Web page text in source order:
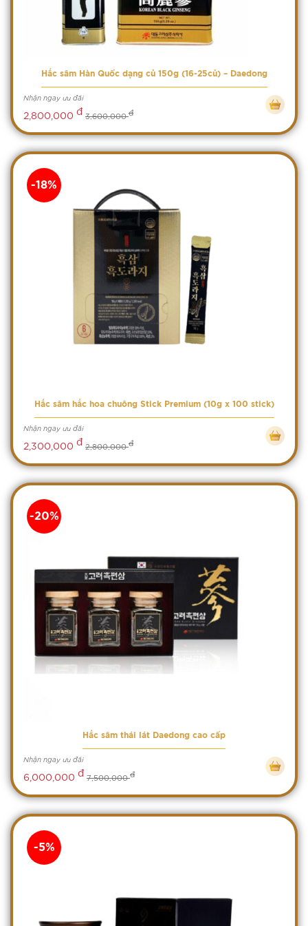
Hắc sâm Hàn Quốc dạng củ 150g (16-25củ) – Daedong
Nhận ngay ưu đãi
2,800,000 đ 3,600,000đ
Hắc sâm hắc hoa chuông Stick Premium (10g x 100 stick)
Nhận ngay ưu đãi
2,300,000 đ 2,800,000đ
-18%
Hắc sâm thái lát Daedong cao cấp
Nhận ngay ưu đãi
6,000,000 đ 7,500,000đ
-20%
-5%